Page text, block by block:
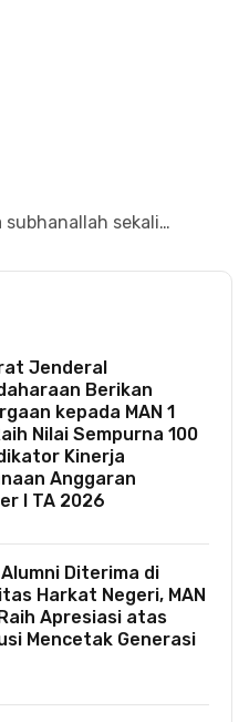
subhanallah sekali…
Jenderal
Berikan
kepada MAN 1
Nilai Sempurna 100
Kinerja
Anggaran
I TA 2026
Diterima di
Harkat Negeri, MAN
Apresiasi atas
Mencetak Generasi